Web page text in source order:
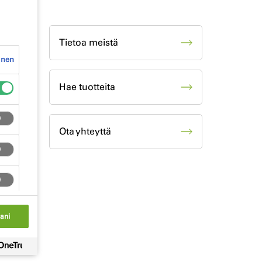
Tietoa meistä
Hae tuotteita
Ota yhteyttä